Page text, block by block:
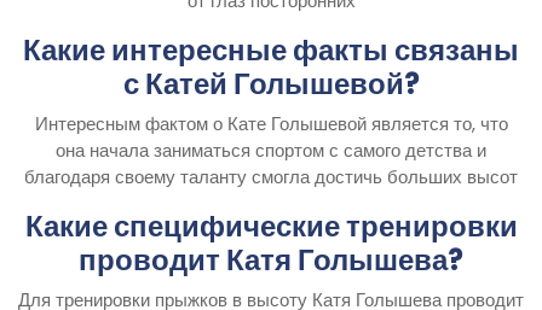
Какие интересные факты связаны
с Катей Голышевой?
Интересным фактом о Кате Голышевой является то, что
она начала заниматься спортом с самого детства и
благодаря своему таланту смогла достичь больших высот
Какие специфические тренировки
проводит Катя Голышева?
Для тренировки прыжков в высоту Катя Голышева проводит